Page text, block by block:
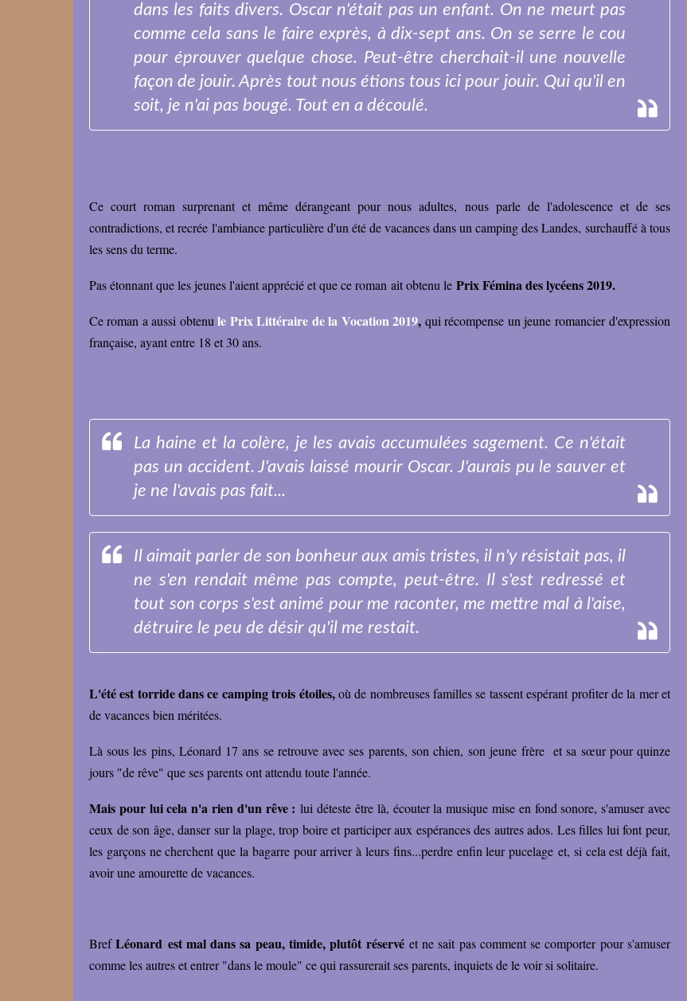
dans les faits divers. Oscar n'était pas un enfant. On ne meurt pas
comme cela sans le faire exprès, à dix-sept ans. On se serre le cou
pour éprouver quelque chose. Peut-être cherchait-il une nouvelle
façon de jouir. Après tout nous étions tous ici pour jouir. Qui qu'il en
soit, je n'ai pas bougé. Tout en a découlé.
Ce court roman surprenant et même dérangeant pour nous adultes, nous parle de l'adolescence et de ses
contradictions, et recrée l'ambiance particulière d'un été de vacances dans un camping des Landes, surchauffé à tous
les sens du terme.
Pas étonnant que les jeunes l'aient apprécié et que ce roman ait obtenu le Prix Fémina des lycéens 2019.
Ce roman a aussi obtenu le Prix Littéraire de la Vocation 2019, qui récompense un jeune romancier d'expression
française, ayant entre 18 et 30 ans.
La haine et la colère, je les avais accumulées sagement. Ce n'était
pas un accident. J'avais laissé mourir Oscar. J'aurais pu le sauver et
je ne l'avais pas fait...
Il aimait parler de son bonheur aux amis tristes, il n'y résistait pas, il
ne s'en rendait même pas compte, peut-être. Il s'est redressé et
tout son corps s'est animé pour me raconter, me mettre mal à l'aise,
détruire le peu de désir qu'il me restait.
L'été est torride dans ce camping trois étoiles,où de nombreuses familles se tassent espérant profiter de la mer et
de vacances bien méritées.
Là sous les pins, Léonard 17 ans se retrouve avec ses parents, son chien, son jeune frère et sa sœur pour quinze
jours "de rêve" que ses parents ont attendu toute l'année.
Mais pour lui cela n'a rien d'un rêve : lui déteste être là, écouter la musique mise en fond sonore, s'amuser avec
ceux de son âge, danser sur la plage, trop boire et participer aux espérances des autres ados. Les filles lui font peur,
les garçons ne cherchent que la bagarre pour arriver à leurs fins...perdre enfin leur pucelage et, si cela est déjà fait,
avoir une amourette de vacances.
BrefLéonard est mal dans sa peau, timide, plutôt réservéet ne sait pas comment se comporter pour s'amuser
comme les autres et entrer "dans le moule" ce qui rassurerait ses parents, inquiets de le voir si solitaire.